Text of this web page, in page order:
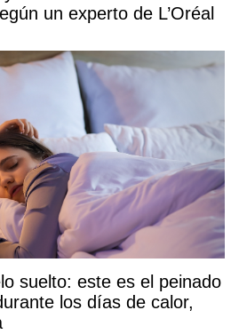
un experto de L’Oréal
suelto: este es el peinado
los días de calor,